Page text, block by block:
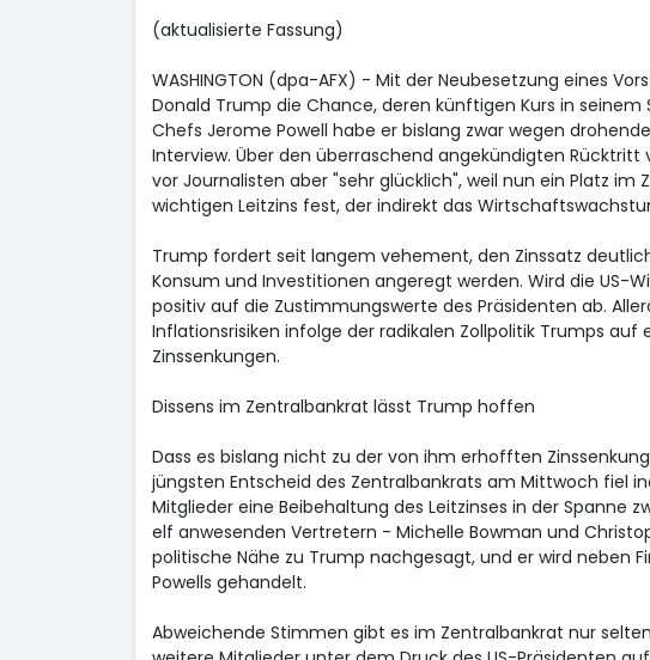
(aktualisierte Fassung)
WASHINGTON (dpa-AFX) - Mit der Neubesetzung eines
Donald Trump die Chance, deren künftigen Kurs in
Chefs Jerome Powell habe er bislang zwar wegen
Interview. Über den überraschend angekündigten
vor Journalisten aber "sehr glücklich", weil nun ein Platz
wichtigen Leitzins fest, der indirekt das
Trump fordert seit langem vehement, den Zinssatz
Konsum und Investitionen angeregt werden. Wird die US-
positiv auf die Zustimmungswerte des Präsidenten ab.
Inflationsrisiken infolge der radikalen Zollpolitik Trumps
Zinssenkungen.
Dissens im Zentralbankrat lässt Trump hoffen
Dass es bislang nicht zu der von ihm erhofften
jüngsten Entscheid des Zentralbankrats am Mittwoch fiel
Mitglieder eine Beibehaltung des Leitzinses in der Spanne
elf anwesenden Vertretern - Michelle Bowman und
politische Nähe zu Trump nachgesagt, und er wird neben
Powells gehandelt.
Abweichende Stimmen gibt es im Zentralbankrat nur